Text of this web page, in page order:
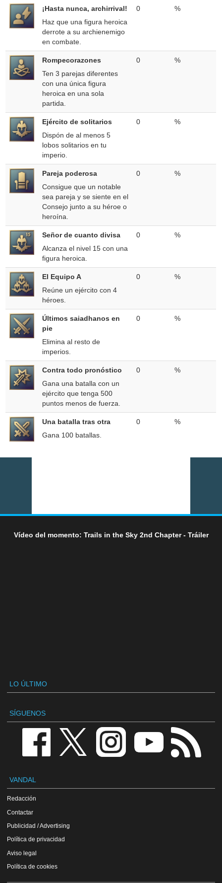
¡Hasta nunca, archirrival!
Haz que una figura heroica
derrote a su archienemigo
en combate.
0 %
Rompecorazones
Ten 3 parejas diferentes
con una única figura
heroica en una sola
partida.
0 %
Ejército de solitarios
Dispón de al menos 5
lobos solitarios en tu
imperio.
0 %
Pareja poderosa
Consigue que un notable
sea pareja y se siente en el
Consejo junto a su héroe o
heroína.
0 %
Señor de cuanto divisa
Alcanza el nivel 15 con una
figura heroica.
0 %
El Equipo A
Reúne un ejército con 4
héroes.
0 %
Últimos saiadhanos en
pie
Elimina al resto de
imperios.
0 %
Contra todo pronóstico
Gana una batalla con un
ejército que tenga 500
puntos menos de fuerza.
0 %
Una batalla tras otra
Gana 100 batallas.
0 %
Vídeo del momento: Trails in the Sky 2nd Chapter - Tráiler
LO ÚLTIMO
SÍGUENOS
VANDAL
Redacción
Contactar
Publicidad / Advertising
Política de privacidad
Aviso legal
Política de cookies